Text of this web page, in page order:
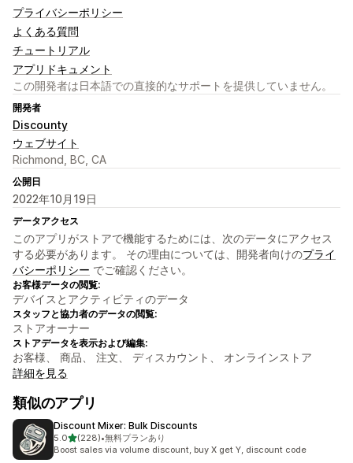
プライバシーポリシー
よくある質問
チュートリアル
アプリドキュメント
この開発者は日本語での直接的なサポートを提供していません。
開発者
Discounty
ウェブサイト
Richmond, BC, CA
公開日
2022年10月19日
データアクセス
このアプリがストアで機能するためには、次のデータにアクセス
する必要があります。 その理由については、開発者向けのプライ
バシーポリシー でご確認ください。
お客様データの閲覧:
デバイスとアクティビティのデータ
スタッフと協力者のデータの閲覧:
ストアオーナー
ストアデータを表示および編集:
お客様、 商品、 注文、 ディスカウント、 オンラインストア
詳細を見る
類似のアプリ
Discount Mixer: Bulk Discounts
5.05つ星中
(228)
合計レビュー数：228件
•無料プランあり
Boost sales via volume discount, buy X get Y, discount code